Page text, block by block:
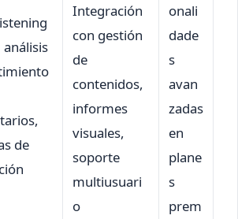
de
Integración
con gestión
de
contenidos,
informes
visuales,
soporte
multiusuari
o
onali
dade
s
avan
zadas
en
plane
s
prem